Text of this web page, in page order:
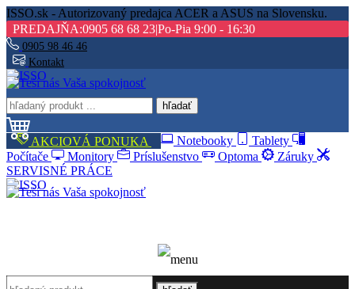
ISSO.sk - Autorizovaný predajca ACER a ASUS na Slovensku.
PREDAJŇA:0905 68 68 23|Po-Pia 9:00 - 16:30
0905 98 46 46
Kontakt
hľadať
AKCIOVÁ PONUKA Notebooky
Tablety
Počítače
Monitory Príslušenstvo Optoma
Záruky
SERVISNÉ PRÁCE